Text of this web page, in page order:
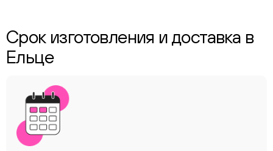
Срок изготовления и доставка в
Ельце